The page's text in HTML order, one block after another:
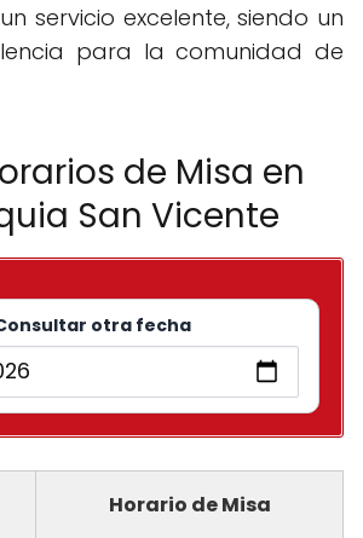
servicio excelente, siendo un
para la comunidad de
de Misa en
San Vicente
otra fecha
Horario de Misa